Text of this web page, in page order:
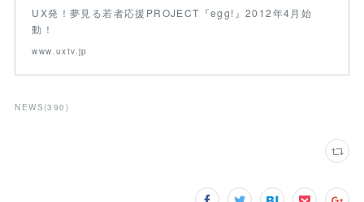
UX発！夢見る若者応援PROJECT『egg!』2012年4月始
動！
www.uxtv.jp
NEWS (390 )